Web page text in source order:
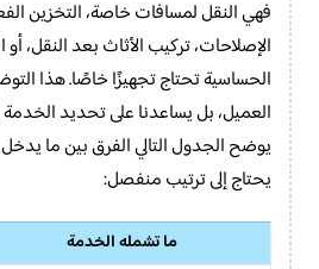
فهي النقل لمسافات خاصة، التخزين
الإصلاحات، تركيب الأثاث بعد النقل،
الحساسية تحتاج تجهيزًا خاصًا. هذا
العميل، بل يساعدنا على تحديد الخدمة
يوضح الجدول التالي الفرق بين ما
يحتاج إلى ترتيب منفصل:
ما تشمله الخدمة